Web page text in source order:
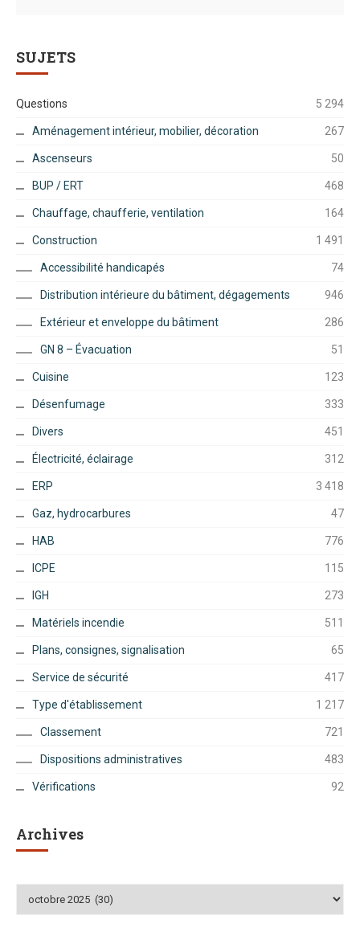
SUJETS
Questions 5 294
Aménagement intérieur, mobilier, décoration 267
Ascenseurs 50
BUP / ERT 468
Chauffage, chaufferie, ventilation 164
Construction 1 491
Accessibilité handicapés 74
Distribution intérieure du bâtiment, dégagements 946
Extérieur et enveloppe du bâtiment 286
GN 8 – Évacuation 51
Cuisine 123
Désenfumage 333
Divers 451
Électricité, éclairage 312
ERP 3 418
Gaz, hydrocarbures 47
HAB 776
ICPE 115
IGH 273
Matériels incendie 511
Plans, consignes, signalisation 65
Service de sécurité 417
Type d'établissement 1 217
Classement 721
Dispositions administratives 483
Vérifications 92
Archives
Archives